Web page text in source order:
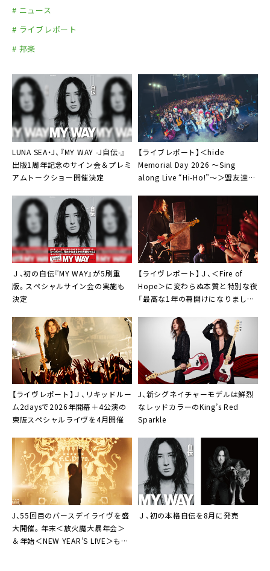
# ニュース
# ライブレポート
# 邦楽
LUNA SEA・J、『MY WAY -J⾃伝-』
出版1周年記念のサイン会＆プレミ
アムトークショー開催決定
【ライブレポート】＜hide
Memorial Day 2026 〜Sing
along Live “Hi-Ho!”〜＞盟友達が
Ｊ、初の自伝『MY WAY』が5刷重
版。スペシャルサイン会の実施も
決定
【ライヴレポート】Ｊ、＜Fire of
Hope＞に変わらぬ本質と特別な夜
「最高な1年の幕開けになりまし
【ライヴレポート】Ｊ、リキッドルー
ム2daysで2026年開幕＋4公演の
東阪スペシャルライヴを4月開催
J、新シグネイチャーモデルは鮮烈
なレッドカラーのKing’s Red
Sparkle
J、55回目のバースデイライヴを盛
大開催。年末＜放火魔大暴年会＞
＆年始＜NEW YEAR’S LIVE＞も発
Ｊ、初の本格自伝を8月に発売